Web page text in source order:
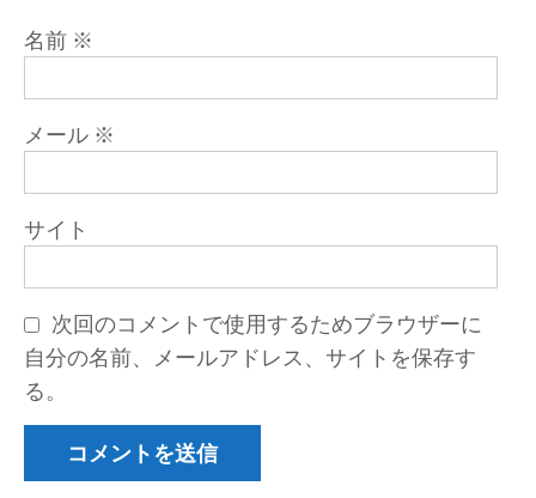
名前 ※
メール ※
サイト
次回のコメントで使用するためブラウザーに
自分の名前、メールアドレス、サイトを保存す
る。